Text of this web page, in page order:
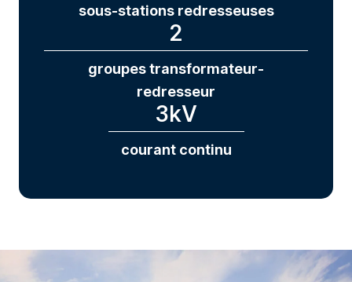
sous-stations redresseuses
2
groupes transformateur-
redresseur
3kV
courant continu